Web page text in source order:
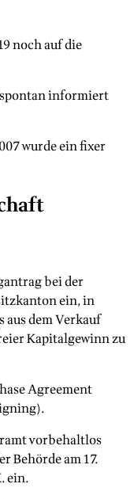
noch auf die
spontan informiert
wurde ein fixer
bei der
ein, in
aus dem Verkauf
Kapitalgewinn zu
Agreement
vorbehaltlos
Behörde am 17.
ein.